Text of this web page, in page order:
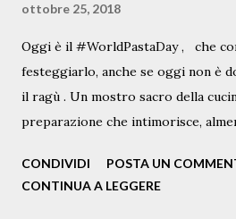
ottobre 25, 2018
Oggi è il #WorldPastaDay , che
festeggiarlo, anche se oggi non è
il ragù . Un mostro sacro della
preparazione che intimorisce,
classico Ragù, ma quello con le
CONDIVIDI
POSTA UN
CONTINUA A LEGGERE